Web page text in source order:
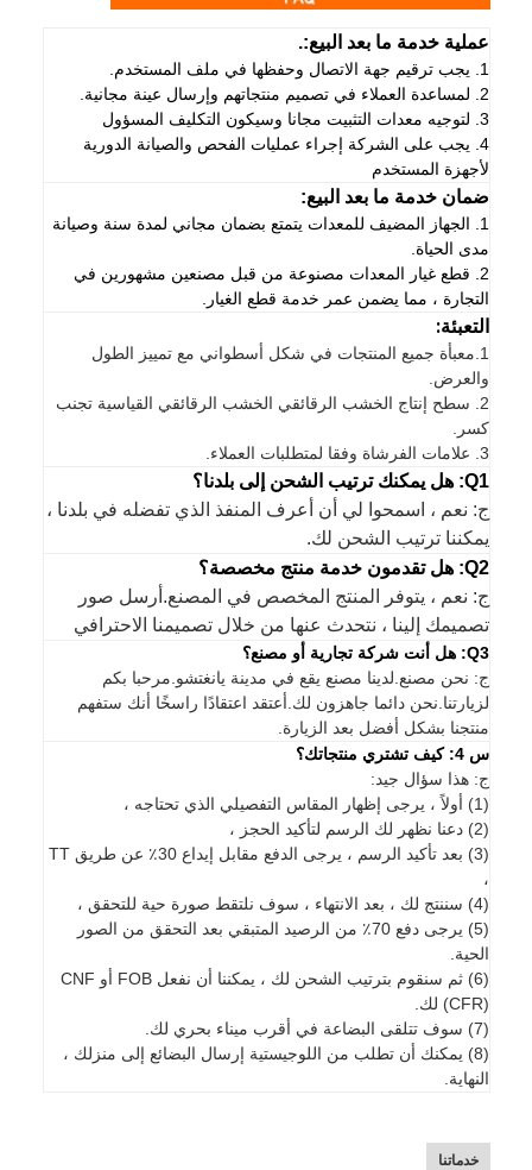
عملية خدمة ما بعد البيع:.
1. يجب ترقيم جهة الاتصال وحفظها في ملف المستخدم.
2. لمساعدة العملاء في تصميم منتجاتهم وإرسال عينة مجانية.
3. لتوجيه معدات التثبيت مجانا وسيكون التكليف المسؤول
4. يجب على الشركة إجراء عمليات الفحص والصيانة الدورية
لأجهزة المستخدم
ضمان خدمة ما بعد البيع:
1. الجهاز المضيف للمعدات يتمتع بضمان مجاني لمدة سنة وصيانة
مدى الحياة.
2. قطع غيار المعدات مصنوعة من قبل مصنعين مشهورين في
التجارة ، مما يضمن عمر خدمة قطع الغيار.
التعبئة:
1. معبأة جميع المنتجات في شكل أسطواني مع تمييز الطول
والعرض.
2. سطح إنتاج الخشب الرقائقي الخشب الرقائقي القياسية تجنب
كسر.
3. علامات الفرشاة وفقا لمتطلبات العملاء.
Q1: هل يمكنك ترتيب الشحن إلى بلدنا؟
ج: نعم ، اسمحوا لي أن أعرف المنفذ الذي تفضله في بلدنا ،
يمكننا ترتيب الشحن لك.
Q2: هل تقدمون خدمة منتج مخصصة؟
ج: نعم ، يتوفر المنتج المخصص في المصنع.أرسل صور
تصميمك إلينا ، نتحدث عنها من خلال تصميمنا الاحترافي
Q3: هل أنت شركة تجارية أو مصنع؟
ج: نحن مصنع.لدينا مصنع يقع في مدينة يانغتشو.مرحبا بكم
لزيارتنا.نحن دائما جاهزون لك.أعتقد اعتقادًا راسخًا أنك ستفهم
منتجنا بشكل أفضل بعد الزيارة.
س 4: كيف تشتري منتجاتك؟
ج: هذا سؤال جيد:
(1) أولاً ، يرجى إظهار المقاس التفصيلي الذي تحتاجه ،
(2) دعنا نظهر لك الرسم لتأكيد الحجز ،
(3) بعد تأكيد الرسم ، يرجى الدفع مقابل إيداع 30٪ عن طريق TT
،
(4) سننتج لك ، بعد الانتهاء ، سوف نلتقط صورة حية للتحقق ،
(5) يرجى دفع 70٪ من الرصيد المتبقي بعد التحقق من الصور
الحية.
(6) ثم سنقوم بترتيب الشحن لك ، يمكننا أن نفعل FOB أو CNF
(CFR) لك.
(7) سوف تتلقى البضاعة في أقرب ميناء بحري لك.
(8) يمكنك أن تطلب من اللوجيستية إرسال البضائع إلى منزلك ،
النهاية.
خدماتنا